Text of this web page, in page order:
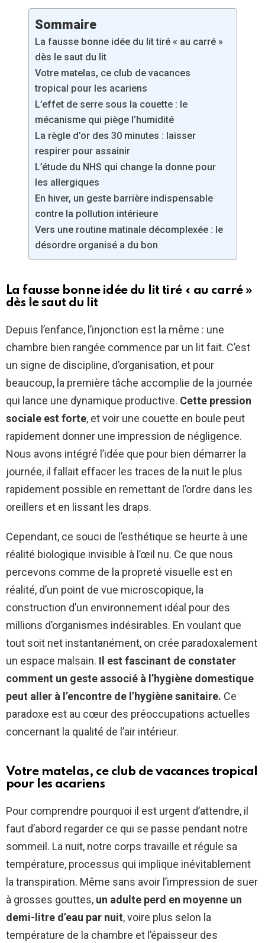
Sommaire
La fausse bonne idée du lit tiré « au carré »
dès le saut du lit
Votre matelas, ce club de vacances
tropical pour les acariens
L’effet de serre sous la couette : le
mécanisme qui piège l’humidité
La règle d’or des 30 minutes : laisser
respirer pour assainir
L’étude du NHS qui change la donne pour
les allergiques
En hiver, un geste barrière indispensable
contre la pollution intérieure
Vers une routine matinale décomplexée : le
désordre organisé a du bon
La fausse bonne idée du lit tiré « au carré »
dès le saut du lit
Depuis l’enfance, l’injonction est la même : une
chambre bien rangée commence par un lit fait. C’est
un signe de discipline, d’organisation, et pour
beaucoup, la première tâche accomplie de la journée
qui lance une dynamique productive. Cette pression
sociale est forte, et voir une couette en boule peut
rapidement donner une impression de négligence.
Nous avons intégré l’idée que pour bien démarrer la
journée, il fallait effacer les traces de la nuit le plus
rapidement possible en remettant de l’ordre dans les
oreillers et en lissant les draps.
Cependant, ce souci de l’esthétique se heurte à une
réalité biologique invisible à l’œil nu. Ce que nous
percevons comme de la propreté visuelle est en
réalité, d’un point de vue microscopique, la
construction d’un environnement idéal pour des
millions d’organismes indésirables. En voulant que
tout soit net instantanément, on crée paradoxalement
un espace malsain. Il est fascinant de constater
comment un geste associé à l’hygiène domestique
peut aller à l’encontre de l’hygiène sanitaire. Ce
paradoxe est au cœur des préoccupations actuelles
concernant la qualité de l’air intérieur.
Votre matelas, ce club de vacances tropical
pour les acariens
Pour comprendre pourquoi il est urgent d’attendre, il
faut d’abord regarder ce qui se passe pendant notre
sommeil. La nuit, notre corps travaille et régule sa
température, processus qui implique inévitablement
la transpiration. Même sans avoir l’impression de suer
à grosses gouttes, un adulte perd en moyenne un
demi-litre d’eau par nuit, voire plus selon la
température de la chambre et l’épaisseur des